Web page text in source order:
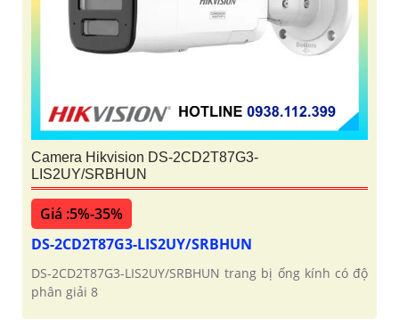
Camera Hikvision DS-2CD2T87G3-
LIS2UY/SRBHUN
Giá :5%-35%
DS-2CD2T87G3-LIS2UY/SRBHUN
DS-2CD2T87G3-LIS2UY/SRBHUN trang bị ống kính có độ
phân giải 8